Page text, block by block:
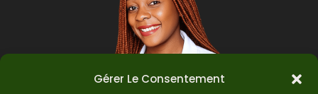
Gérer Le Consentement